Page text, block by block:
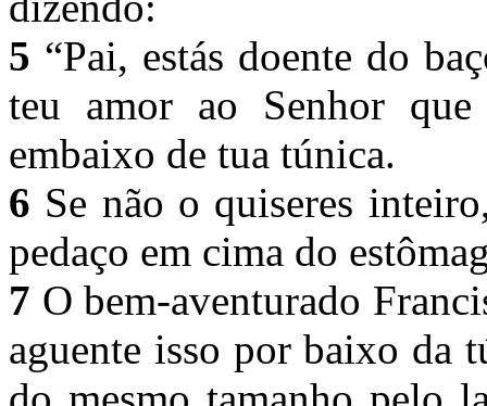
5 “Pai, estás doente do
teu amor ao Senhor
embaixo de tua túnica.
6 Se não o quiseres
pedaço em cima do
7 O bem-aventurado
aguente isso por baixo da